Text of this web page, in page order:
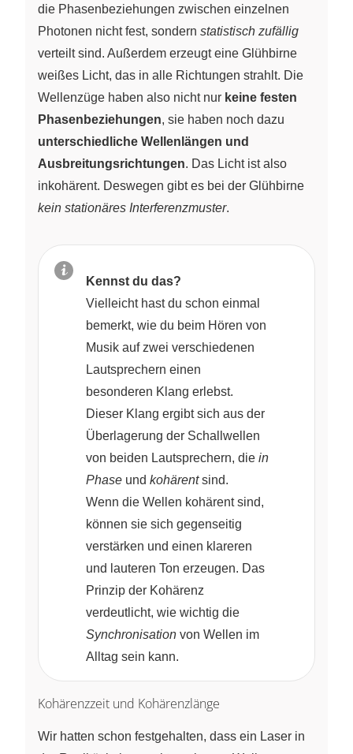
die Phasenbeziehungen zwischen einzelnen
Photonen nicht fest, sondern statistisch zufällig
verteilt sind. Außerdem erzeugt eine Glühbirne
weißes Licht, das in alle Richtungen strahlt. Die
Wellenzüge haben also nicht nur keine festen
Phasenbeziehungen, sie haben noch dazu
unterschiedliche Wellenlängen und
Ausbreitungsrichtungen. Das Licht ist also
inkohärent. Deswegen gibt es bei der Glühbirne
kein stationäres Interferenzmuster.
Kennst du das?
Vielleicht hast du schon einmal
bemerkt, wie du beim Hören von
Musik auf zwei verschiedenen
Lautsprechern einen
besonderen Klang erlebst.
Dieser Klang ergibt sich aus der
Überlagerung der Schallwellen
von beiden Lautsprechern, die in
Phase und kohärentsind.
Wenn die Wellen kohärent sind,
können sie sich gegenseitig
verstärken und einen klareren
und lauteren Ton erzeugen. Das
Prinzip der Kohärenz
verdeutlicht, wie wichtig die
Synchronisation von Wellen im
Alltag sein kann.
Kohärenzzeit und Kohärenzlänge
Wir hatten schon festgehalten, dass ein Laser in